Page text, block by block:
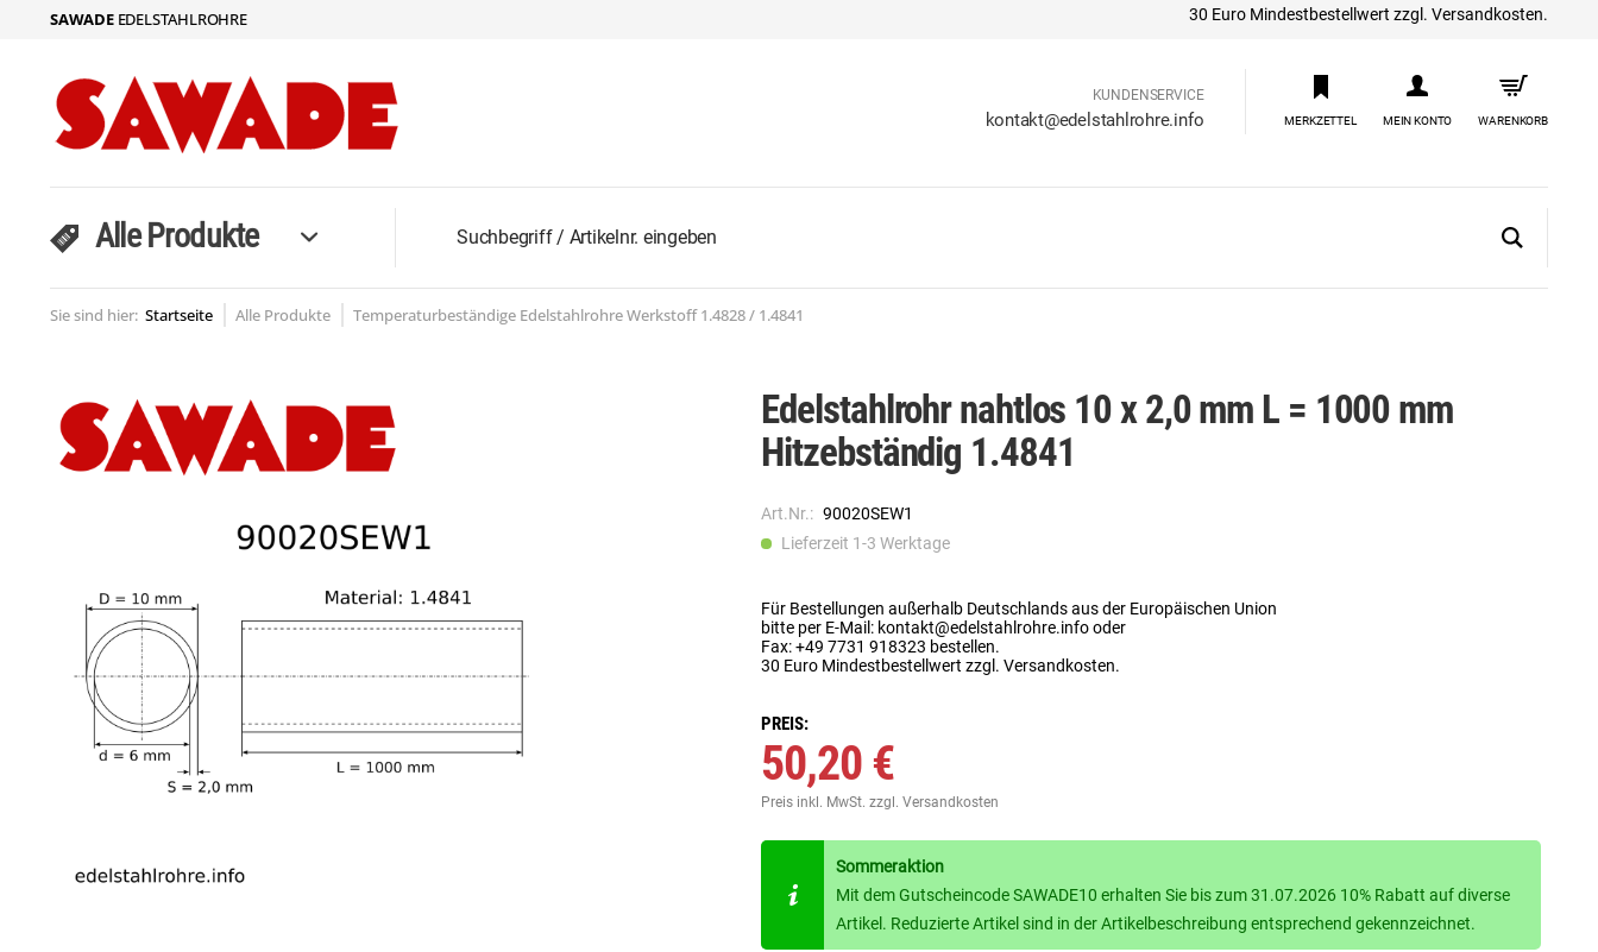
SAWADEEDELSTAHLROHRE 30 Euro Mindestbestellwert zzgl. Versandkosten.
KUNDENSERVICE
kontakt@edelstahlrohre.info MERKZETTEL MEIN KONTO WARENKORB
Alle Produkte
Sie sind hier: Startseite Alle Produkte Temperaturbeständige Edelstahlrohre Werkstoff 1.4828 / 1.4841
Edelstahlrohr nahtlos 10 x 2,0 mm L = 1000 mm
Hitzebständig 1.4841
Art.Nr.: 90020SEW1
Lieferzeit 1-3 Werktage
Für Bestellungen außerhalb Deutschlands aus der Europäischen Union
bitte per E-Mail: kontakt@edelstahlrohre.info oder
Fax: +49 7731 918323 bestellen.
30 Euro Mindestbestellwert zzgl. Versandkosten.
PREIS:
50,20 €
Preis inkl. MwSt.zzgl. Versandkosten
Sommeraktion
Mit dem Gutscheincode SAWADE10 erhalten Sie bis zum 31.07.2026 10% Rabatt auf diverse
Artikel. Reduzierte Artikel sind in der Artikelbeschreibung entsprechend gekennzeichnet.